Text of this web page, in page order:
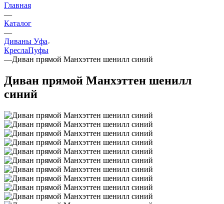
Главная
—
Каталог
—
Диваны Уфа
КреслаПуфы
—Диван прямой Манхэттен шенилл синий
Диван прямой Манхэттен шенилл
синий